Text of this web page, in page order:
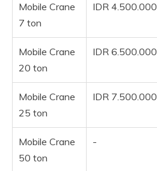
Mobile Crane
7 ton
IDR 4.500.000
Mobile Crane
20 ton
IDR 6.500.000
Mobile Crane
25 ton
IDR 7.500.000
Mobile Crane
50 ton
-